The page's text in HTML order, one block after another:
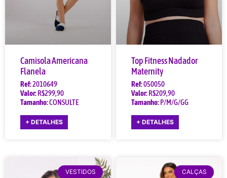
Camisola Americana
Flanela
Ref:2010649
Valor:R$299,90
Tamanho:CONSULTE
+ DETALHES
Top Fitness Nadador
Maternity
Ref:050050
Valor:R$209,90
Tamanho:P/M/G/GG
+ DETALHES
VESTIDOS CALÇAS